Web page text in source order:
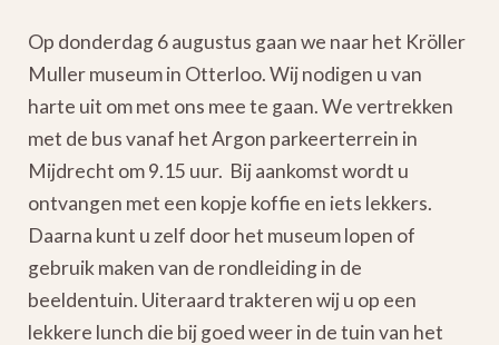
Op donderdag 6 augustus gaan we naar het Kröller
Muller museum in Otterloo. Wij nodigen u van
harte uit om met ons mee te gaan. We vertrekken
met de bus vanaf het Argon parkeerterrein in
Mijdrecht om 9.15 uur. Bij aankomst wordt u
ontvangen met een kopje koffie en iets lekkers.
Daarna kunt u zelf door het museum lopen of
gebruik maken van de rondleiding in de
beeldentuin. Uiteraard trakteren wij u op een
lekkere lunch die bij goed weer in de tuin van het